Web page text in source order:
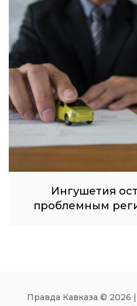
Ингушетия
проблемным
Правда Кавказа © 2026